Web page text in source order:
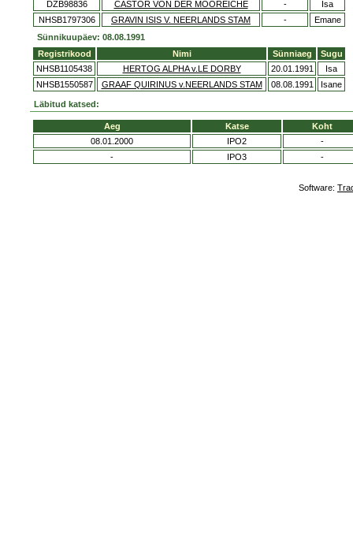
DZB98836 CASTOR VON DER MOOREICHE -
Isa
NHSB1797306
GRAVIN ISIS V. NEERLANDS STAM -
Emane
Sünnikuupäev: 08.08.1991
Registrikood
Nimi Sünniaeg
Sugu
NHSB1105438
HERTOG ALPHA v.LE DORBY 20.01.1991
Isa
NHSB1550587
GRAAF QUIRINUS v.NEERLANDS STAM 08.08.1991 Isane
Läbitud katsed:
Aeg Katse
Koht
08.01.2000
IPO2
-
-
IPO3 -
Software: